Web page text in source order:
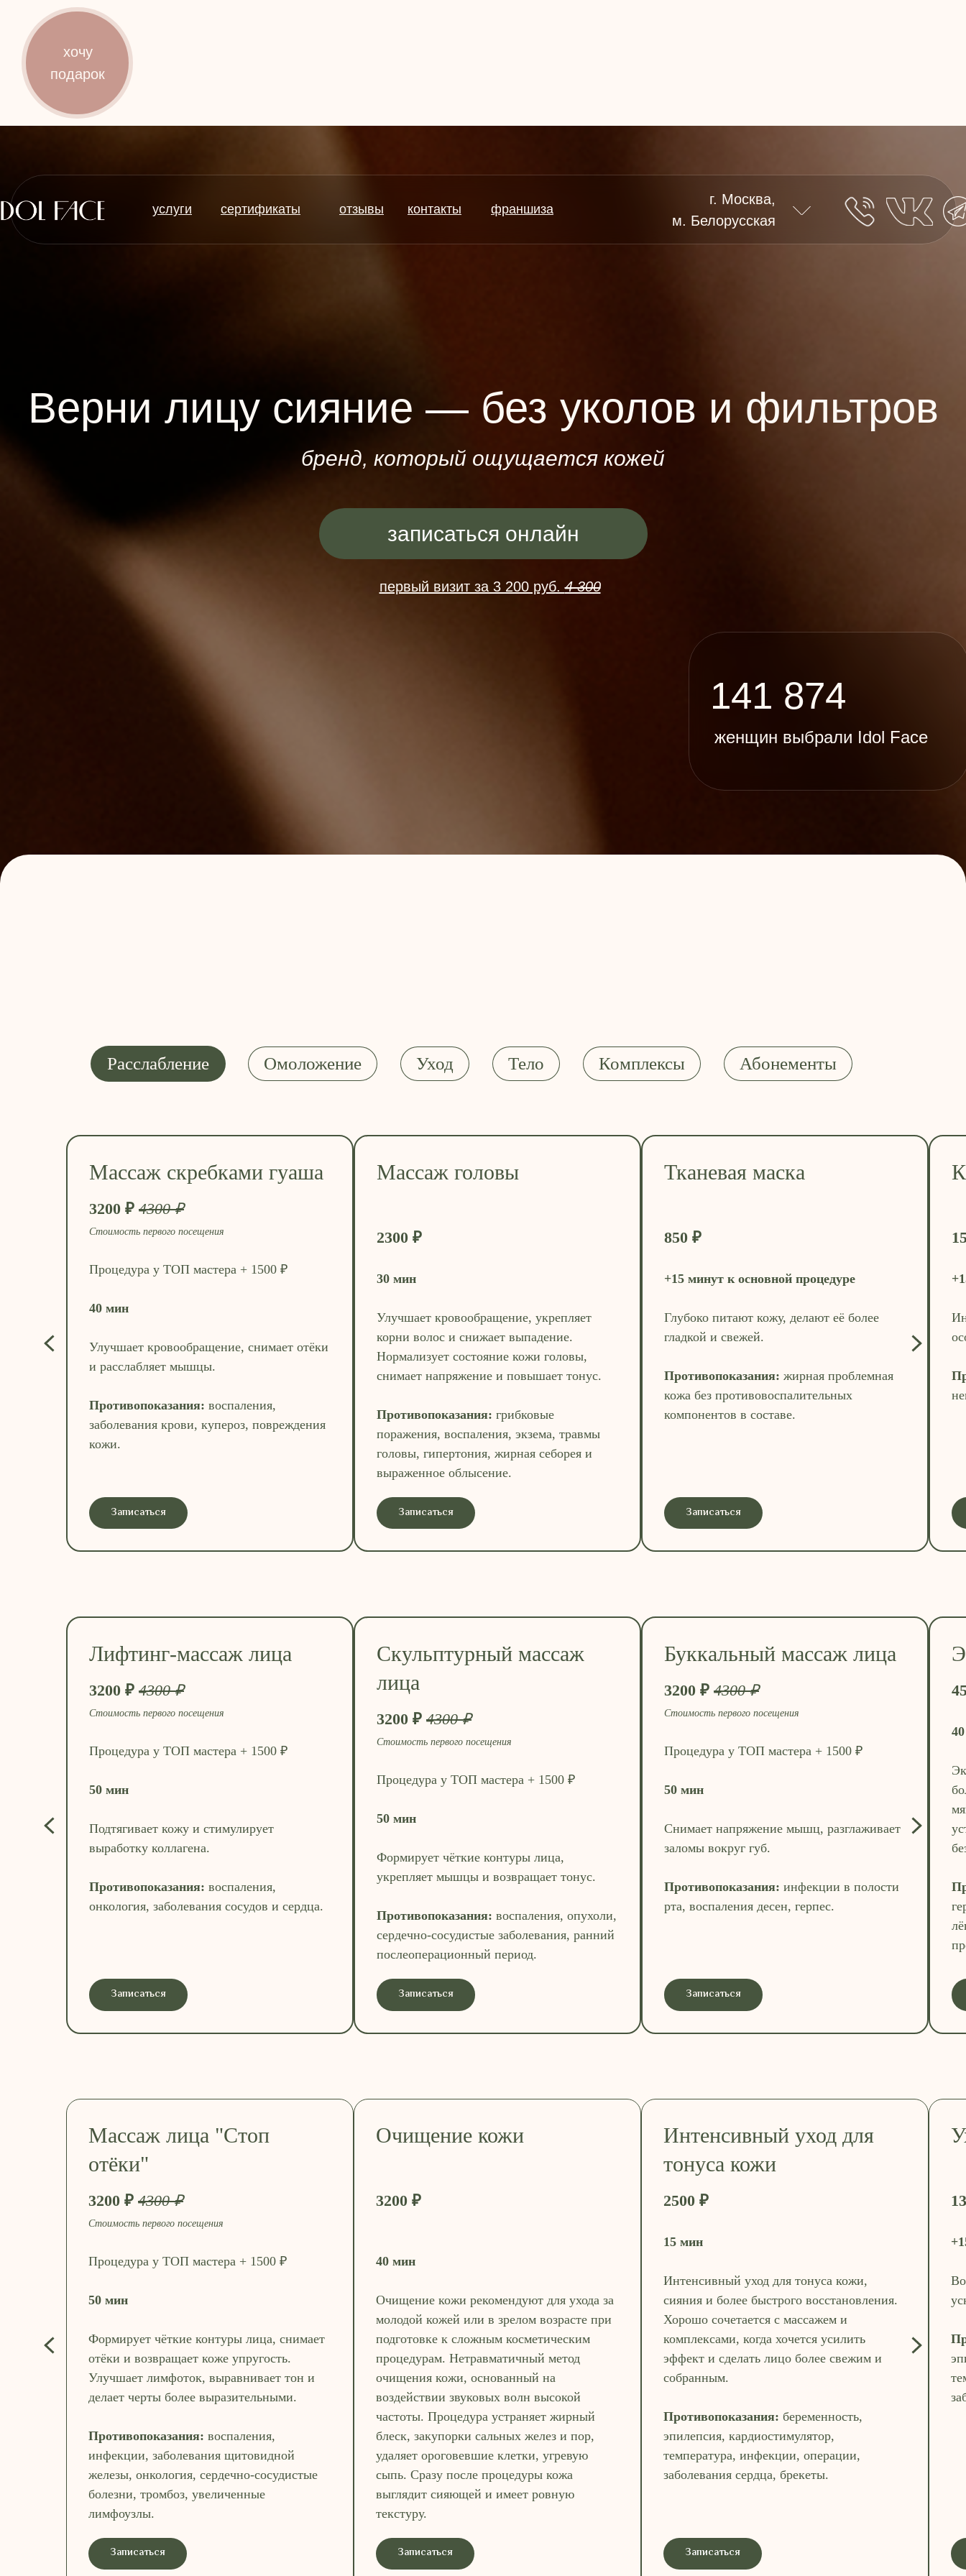
хочу
подарок
Верни лицу сияние — без уколов и фильтров
141 874
женщин выбрали Idol Face
услуги сертификаты отзывы контакты франшиза
г. Москва,
м. Белорусская
бренд, который ощущается кожей
первый визит за 3 200 руб.4 300
записаться онлайн
Расслабление Омоложение Уход Тело Комплексы Абонементы
Массаж скребками гуаша
3200 ₽ 4300 ₽
Стоимость первого посещения
Процедура у ТОП мастера + 1500 ₽
40 мин
Улучшает кровообращение, снимает отёки
и расслабляет мышцы.
Противопоказания: воспаления,
заболевания крови, купероз, повреждения
кожи.
Записаться
Массаж головы
2300 ₽
30 мин
Улучшает кровообращение, укрепляет
корни волос и снижает выпадение.
Нормализует состояние кожи головы,
снимает напряжение и повышает тонус.
Противопоказания: грибковые
поражения, воспаления, экзема, травмы
головы, гипертония, жирная себорея и
выраженное облысение.
Записаться
Тканевая маска
850 ₽
+15 минут к основной процедуре
Глубоко питают кожу, делают её более
гладкой и свежей.
Противопоказания: жирная проблемная
кожа без противовоспалительных
компонентов в составе.
Записаться
Лифтинг-массаж лица
3200 ₽ 4300 ₽
Стоимость первого посещения
Процедура у ТОП мастера + 1500 ₽
50 мин
Подтягивает кожу и стимулирует
выработку коллагена.
Противопоказания: воспаления,
онкология, заболевания сосудов и сердца.
Записаться
Скульптурный массаж
лица
3200 ₽ 4300 ₽
Стоимость первого посещения
Процедура у ТОП мастера + 1500 ₽
50 мин
Формирует чёткие контуры лица,
укрепляет мышцы и возвращает тонус.
Противопоказания: воспаления, опухоли,
сердечно-сосудистые заболевания, ранний
послеоперационный период.
Записаться
Буккальный массаж лица
3200 ₽ 4300 ₽
Стоимость первого посещения
Процедура у ТОП мастера + 1500 ₽
50 мин
Снимает напряжение мышц, разглаживает
заломы вокруг губ.
Противопоказания: инфекции в полости
рта, воспаления десен, герпес.
Записаться
Массаж лица "Стоп
отёки"
3200 ₽ 4300 ₽
Стоимость первого посещения
Процедура у ТОП мастера + 1500 ₽
50 мин
Формирует чёткие контуры лица, снимает
отёки и возвращает коже упругость.
Улучшает лимфоток, выравнивает тон и
делает черты более выразительными.
Противопоказания: воспаления,
инфекции, заболевания щитовидной
железы, онкология, сердечно-сосудистые
болезни, тромбоз, увеличенные
лимфоузлы.
Записаться
Очищение кожи
3200 ₽
40 мин
Очищение кожи рекомендуют для ухода за
молодой кожей или в зрелом возрасте при
подготовке к сложным косметическим
процедурам. Нетравматичный метод
очищения кожи, основанный на
воздействии звуковых волн высокой
частоты. Процедура устраняет жирный
блеск, закупорки сальных желез и пор,
удаляет ороговевшие клетки, угревую
сыпь. Сразу после процедуры кожа
выглядит сияющей и имеет ровную
текстуру.
Записаться
Интенсивный уход для
тонуса кожи
2500 ₽
15 мин
Интенсивный уход для тонуса кожи,
сияния и более быстрого восстановления.
Хорошо сочетается с массажем и
комплексами, когда хочется усилить
эффект и сделать лицо более свежим и
собранным.
Противопоказания: беременность,
эпилепсия, кардиостимулятор,
температура, инфекции, операции,
заболевания сердца, брекеты.
Записаться